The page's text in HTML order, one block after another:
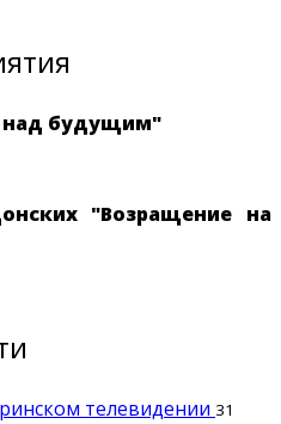
над будущим"
"Возращение на
телевидении 31